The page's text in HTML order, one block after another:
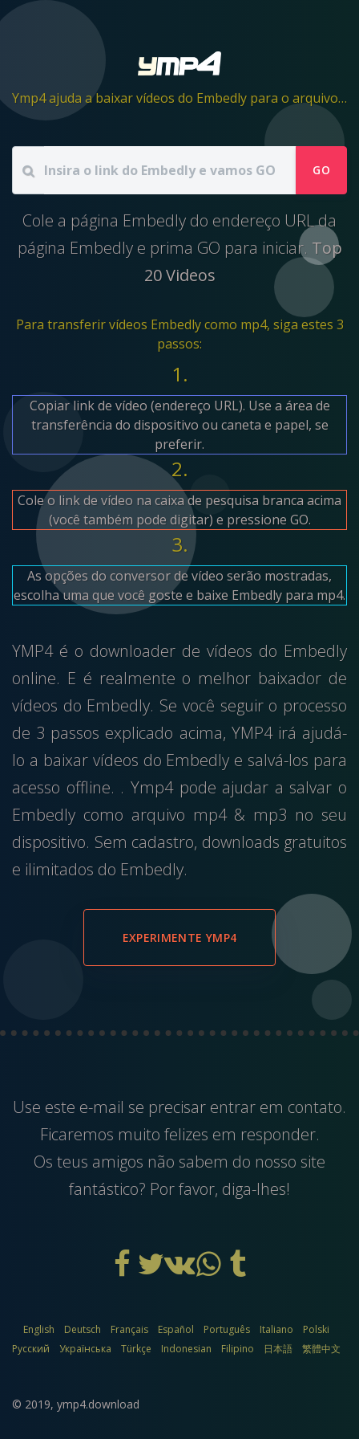
Ymp4 ajuda a baixar vídeos do Embedly para o arquivo mp4
GO
Cole a página Embedly do endereço URL da
página Embedly e prima GO para iniciar. Top
20 Videos
Para transferir vídeos Embedly como mp4, siga estes 3
passos:
1.
Copiar link de vídeo (endereço URL). Use a área de
transferência do dispositivo ou caneta e papel, se
preferir.
2.
Cole o link de vídeo na caixa de pesquisa branca acima
(você também pode digitar) e pressione GO.
3.
As opções do conversor de vídeo serão mostradas,
escolha uma que você goste e baixe Embedly para mp4.
YMP4 é o downloader de vídeos do Embedly
online. E é realmente o melhor baixador de
vídeos do Embedly. Se você seguir o processo
de 3 passos explicado acima, YMP4 irá ajudá-
lo a baixar vídeos do Embedly e salvá-los para
acesso offline. . Ymp4 pode ajudar a salvar o
Embedly como arquivo mp4 & mp3 no seu
dispositivo. Sem cadastro, downloads gratuitos
e ilimitados do Embedly.
EXPERIMENTE YMP4
Use este e-mail se precisar entrar em contato.
Ficaremos muito felizes em responder.
Os teus amigos não sabem do nosso site
fantástico? Por favor, diga-lhes!
English Deutsch Français Español Português Italiano
Polski
Русский
Українська Türkçe Indonesian Filipino 日本語 繁體中文
© 2019, ymp4.download